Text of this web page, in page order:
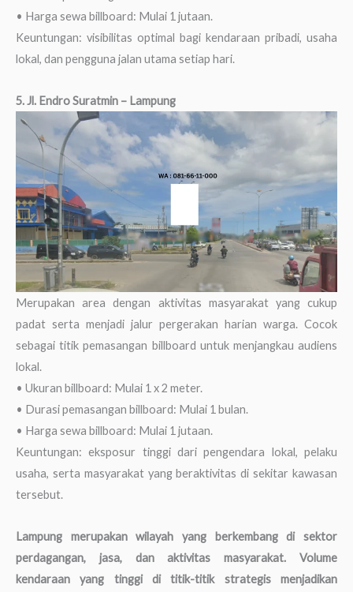
• Harga sewa billboard: Mulai 1 jutaan.
Keuntungan: visibilitas optimal bagi kendaraan pribadi, usaha
lokal, dan pengguna jalan utama setiap hari.
5. Jl. Endro Suratmin – Lampung
Merupakan area dengan aktivitas masyarakat yang cukup
padat serta menjadi jalur pergerakan harian warga. Cocok
sebagai titik pemasangan billboard untuk menjangkau audiens
lokal.
• Ukuran billboard: Mulai 1 x 2 meter.
• Durasi pemasangan billboard: Mulai 1 bulan.
• Harga sewa billboard: Mulai 1 jutaan.
Keuntungan: eksposur tinggi dari pengendara lokal, pelaku
usaha, serta masyarakat yang beraktivitas di sekitar kawasan
tersebut.
Lampung merupakan wilayah yang berkembang di sektor
perdagangan, jasa, dan aktivitas masyarakat. Volume
kendaraan yang tinggi di titik-titik strategis menjadikan